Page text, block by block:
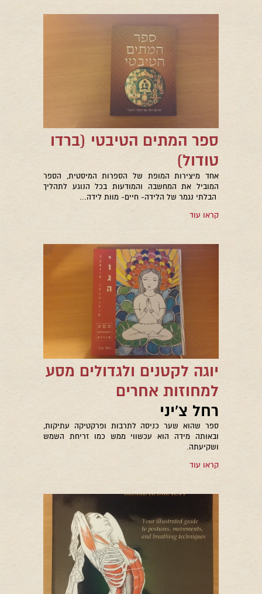
ספר המתים הטיבטי (ברדו
טודול)
אחד מיצירות המופת של הספרות המיסטית, הספר
המוביל את המחשבה והמודעות בכל הנוגע לתהליך
הבלתי נגמר של הלידה- חיים- מוות לידה...
קראו עוד
יוגה לקטנים ולגדולים מסע
למחוזות אחרים
רחל צ'יני
ספר שהוא שער כניסה לתרבות ופרקטיקה עתיקות,
ובאותה מידה הוא עכשווי ממש כמו זריחת השמש
ושקיעתה.
קראו עוד